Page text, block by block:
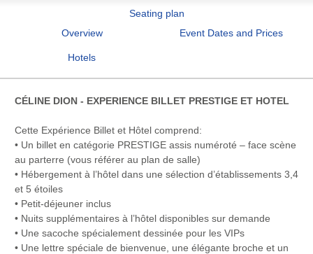
Seating plan
Overview
Event Dates and Prices
Hotels
CÉLINE DION - EXPERIENCE BILLET PRESTIGE ET HOTEL
Cette Expérience Billet et Hôtel comprend:
• Un billet en catégorie PRESTIGE assis numéroté – face scène
au parterre (vous référer au plan de salle)
• Hébergement à l’hôtel dans une sélection d’établissements 3,4
et 5 étoiles
• Petit-déjeuner inclus
• Nuits supplémentaires à l’hôtel disponibles sur demande
• Une sacoche spécialement dessinée pour les VIPs
• Une lettre spéciale de bienvenue, une élégante broche et un